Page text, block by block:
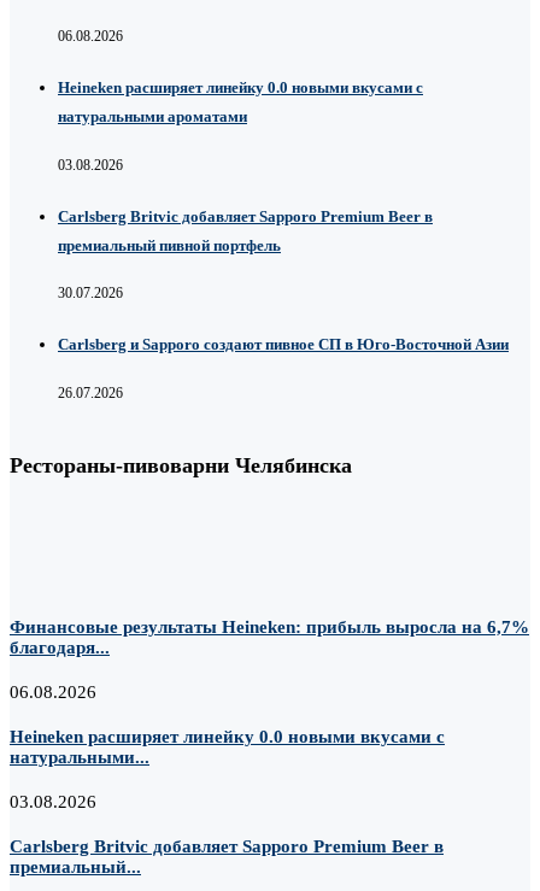
06.08.2026
Heineken расширяет линейку 0.0 новыми вкусами с
натуральными ароматами
03.08.2026
Carlsberg Britvic добавляет Sapporo Premium Beer в
премиальный пивной портфель
30.07.2026
Carlsberg и Sapporo создают пивное СП в Юго-Восточной Азии
26.07.2026
Рестораны-пивоварни Челябинска
Финансовые результаты Heineken: прибыль выросла на 6,7%
благодаря...
06.08.2026
Heineken расширяет линейку 0.0 новыми вкусами с
натуральными...
03.08.2026
Carlsberg Britvic добавляет Sapporo Premium Beer в
премиальный...